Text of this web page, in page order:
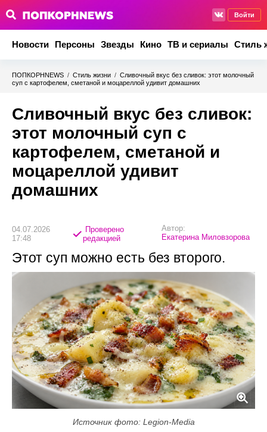
Войти
Новости Персоны Звезды Кино ТВ и сериалы Стиль
ПОПКОРНNEWS / Стиль жизни / Сливочный вкус без сливок: этот молочный
суп с картофелем, сметаной и моцареллой удивит домашних
Сливочный вкус без сливок:
этот молочный суп с
картофелем, сметаной и
моцареллой удивит
домашних
04.07.2026
17:48
Проверено
редакцией
Автор:
Екатерина Миловзорова
Этот суп можно есть без второго.
Источник фото: Legion-Media